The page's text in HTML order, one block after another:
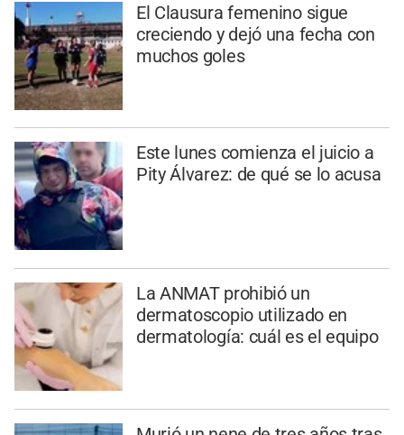
El Clausura femenino sigue
creciendo y dejó una fecha con
muchos goles
Este lunes comienza el juicio a
Pity Álvarez: de qué se lo acusa
La ANMAT prohibió un
dermatoscopio utilizado en
dermatología: cuál es el equipo